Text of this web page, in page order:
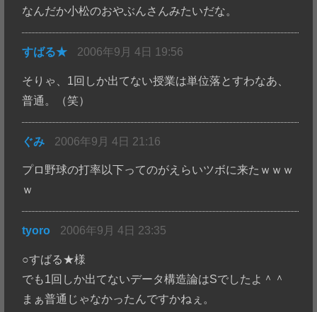
なんだか小松のおやぶんさんみたいだな。
すばる★ 2006年9月 4日 19:56
そりゃ、1回しか出てない授業は単位落とすわなあ、
普通。（笑）
ぐみ 2006年9月 4日 21:16
プロ野球の打率以下ってのがえらいツボに来たｗｗｗ
ｗ
tyoro 2006年9月 4日 23:35
○すばる★様
でも1回しか出てないデータ構造論はSでしたよ＾＾
まぁ普通じゃなかったんですかねぇ。